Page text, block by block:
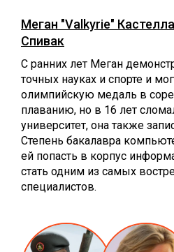
Меган "Valkyrie"
Спивак
С ранних лет Меган
точных науках и спорте и
олимпийскую медаль в
плаванию, но в 16 лет
университет, она также
Степень бакалавра
ей попасть в корпус
стать одним из самых
специалистов.